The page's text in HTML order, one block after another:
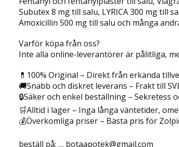
Subutex 8 mg till salu, LYRICA 300 mg till
Amoxicillin 500 mg till salu och många
Varför köpa från oss?
Inte alla online-leverantörer är pålitliga,
💊100% Original – Direkt från erkända
🚚Snabb och diskret leverans – Frakt till
🔒Säker och enkel beställning –
🛒Alltid i lager – Inga långa väntetider,
💰Överkomliga priser – Bästa pris för
beställ på; … botaapotek@gmail.com